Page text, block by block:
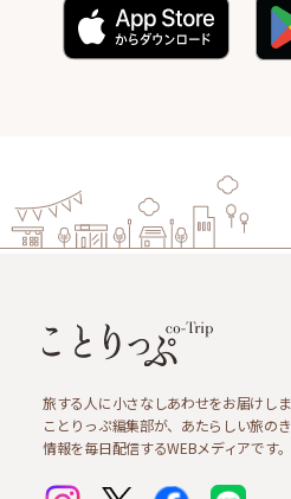
旅する人に小さなしあわせをお届けしま
ことりっぷ編集部が、あたらしい旅の
情報を毎日配信するWEBメディアです。